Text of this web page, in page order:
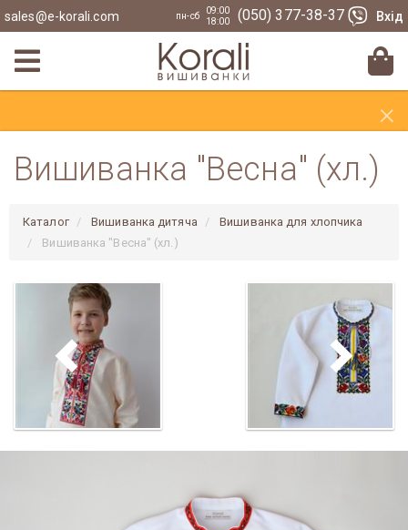
sales@e-korali.com пн-сб
09:00
18:00
(050) 377-38-37 Вхід
×
Вишиванка "Весна" (хл.)
Каталог Вишиванка дитяча
Вишиванка для хлопчика
Вишиванка "Весна" (хл.)